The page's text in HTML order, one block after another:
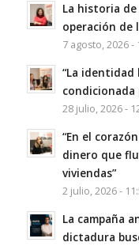
La historia de
operación de
7 agosto, 2026 -
“La identidad
condicionada
28 julio, 2026 -
“En el
dinero que
viviendas”
2 julio, 2026 -
La campaña
dictadura